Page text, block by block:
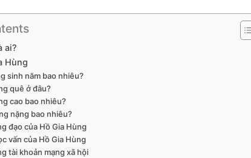
ai?
Hùng
sinh năm bao nhiêu?
quê ở đâu?
cao bao nhiêu?
nặng bao nhiêu?
đạo của Hồ Gia Hùng
vấn của Hồ Gia Hùng
tài khoản mạng xã hội